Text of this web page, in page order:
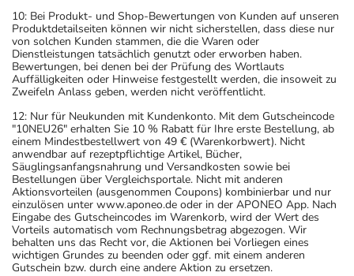
10: Bei Produkt- und Shop-Bewertungen von Kunden auf unseren
Produktdetailseiten können wir nicht sicherstellen, dass diese nur
von solchen Kunden stammen, die die Waren oder
Dienstleistungen tatsächlich genutzt oder erworben haben.
Bewertungen, bei denen bei der Prüfung des Wortlauts
Auffälligkeiten oder Hinweise festgestellt werden, die insoweit zu
Zweifeln Anlass geben, werden nicht veröffentlicht.
12: Nur für Neukunden mit Kundenkonto. Mit dem Gutscheincode
"10NEU26" erhalten Sie 10 % Rabatt für Ihre erste Bestellung, ab
einem Mindestbestellwert von 49 € (Warenkorbwert). Nicht
anwendbar auf rezeptpflichtige Artikel, Bücher,
Säuglingsanfangsnahrung und Versandkosten sowie bei
Bestellungen über Vergleichsportale. Nicht mit anderen
Aktionsvorteilen (ausgenommen Coupons) kombinierbar und nur
einzulösen unter www.aponeo.de oder in der APONEO App. Nach
Eingabe des Gutscheincodes im Warenkorb, wird der Wert des
Vorteils automatisch vom Rechnungsbetrag abgezogen. Wir
behalten uns das Recht vor, die Aktionen bei Vorliegen eines
wichtigen Grundes zu beenden oder ggf. mit einem anderen
Gutschein bzw. durch eine andere Aktion zu ersetzen.